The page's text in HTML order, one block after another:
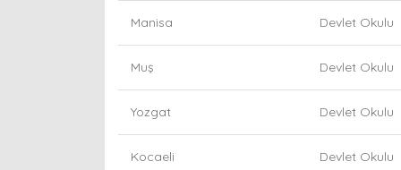
Manisa Devlet Okulu
Muş Devlet Okulu
Yozgat Devlet Okulu
Kocaeli Devlet Okulu